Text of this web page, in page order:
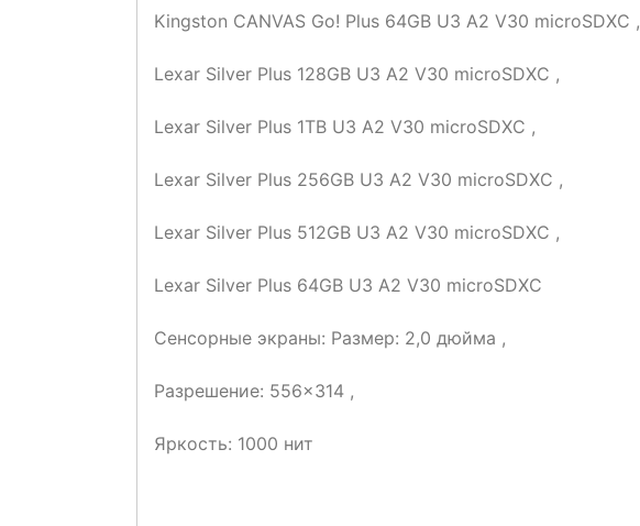
Kingston CANVAS Go! Plus 64GB U3 A2 V30 microSDXC ,
Lexar Silver Plus 128GB U3 A2 V30 microSDXC ,
Lexar Silver Plus 1TB U3 A2 V30 microSDXC ,
Lexar Silver Plus 256GB U3 A2 V30 microSDXC ,
Lexar Silver Plus 512GB U3 A2 V30 microSDXC ,
Lexar Silver Plus 64GB U3 A2 V30 microSDXC
Сенсорные экраны: Размер: 2,0 дюйма ,
Разрешение: 556×314 ,
Яркость: 1000 нит